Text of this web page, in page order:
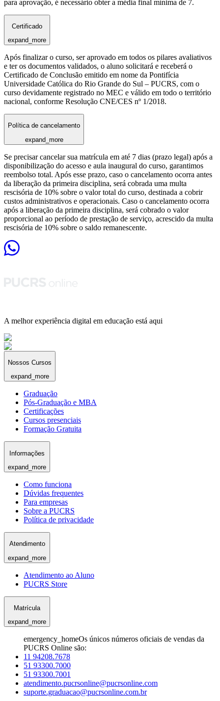
para aprovação, é necessário obter a média final mínima de 7.
Certificado
expand_more
Após finalizar o curso, ser aprovado em todos os pilares avaliativos
e ter os documentos validados, o aluno solicitará e receberá o
Certificado de Conclusão emitido em nome da Pontifícia
Universidade Católica do Rio Grande do Sul – PUCRS, com o
curso devidamente registrado no MEC e válido em todo o território
nacional, conforme Resolução CNE/CES nº 1/2018.
Política de cancelamento
expand_more
Se precisar cancelar sua matrícula em até 7 dias (prazo legal) após a
disponibilização do acesso e aula inaugural do curso, garantimos
reembolso total. Após esse prazo, caso o cancelamento ocorra antes
da liberação da primeira disciplina, será cobrada uma multa
rescisória de 10% sobre o valor total do curso, destinada a cobrir
custos administrativos e operacionais. Caso o cancelamento ocorra
após a liberação da primeira disciplina, será cobrado o valor
proporcional ao período de prestação de serviço, acrescido da multa
rescisória de 10% sobre o saldo remanescente.
A melhor experiência digital em educação está aqui
Nossos Cursos
expand_more
Graduação
Pós-Graduação e MBA
Certificações
Cursos presenciais
Formação Gratuita
Informações
expand_more
Como funciona
Dúvidas frequentes
Para empresas
Sobre a PUCRS
Política de privacidade
Atendimento
expand_more
Atendimento ao Aluno
PUCRS Store
Matrícula
expand_more
emergency_homeOs únicos números oficiais de vendas da
PUCRS Online são:
11 94208.7678
51 93300.7000
51 93300.7001
atendimento.pucrsonline@pucrsonline.com
suporte.graduacao@pucrsonline.com.br